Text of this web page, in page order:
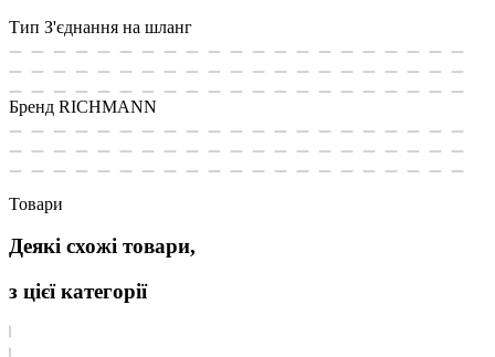
Тип З'єднання на шланг
Бренд RICHMANN
Товари
Деякі схожі товари,
з цієї категорії